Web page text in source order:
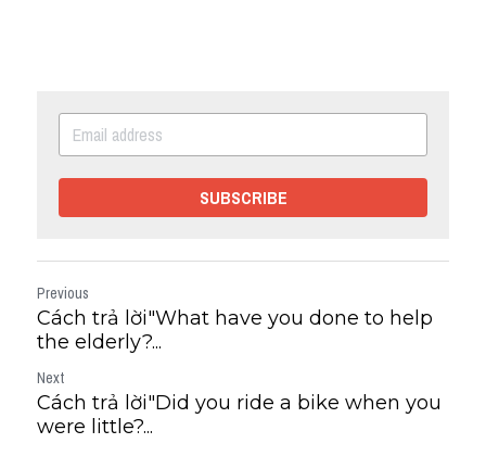
SUBSCRIBE
Previous
Cách trả lời"What have you done to help
the elderly?...
Next
Cách trả lời"Did you ride a bike when you
were little?...